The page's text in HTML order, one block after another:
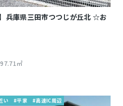
兵庫県三田市つつじが丘北 ☆お
㎡
い #平家 #高速IC周辺